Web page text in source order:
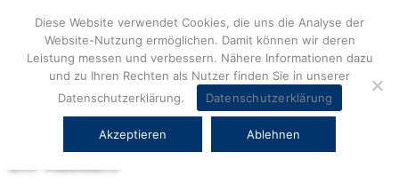
springen
Herstellerneutrale ERP Beratung und
Diese Website verwendet Cookies, die uns die Analyse der
Website-Nutzung ermöglichen. Damit können wir deren
Leistung messen und verbessern. Nähere Informationen dazu
und zu Ihren Rechten als Nutzer finden Sie in unserer
Datenschutzerklärung.
Datenschutzerklärung
Akzeptieren Ablehnen